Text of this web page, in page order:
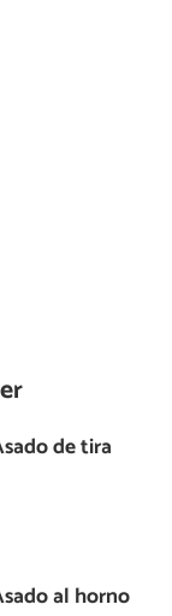
de tira
al horno